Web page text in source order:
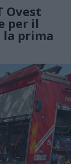
Ovest
per il
la prima